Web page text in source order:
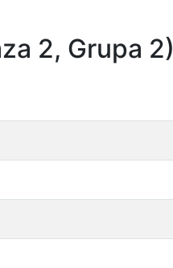
2, Grupa 2)